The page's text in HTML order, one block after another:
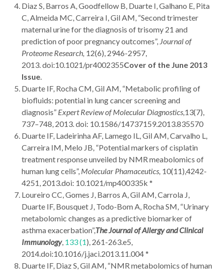
Diaz S, Barros A, Goodfellow B, Duarte I, Galhano E, Pita
C, Almeida MC, Carreira I, Gil AM, “Second trimester
maternal urine for the diagnosis of trisomy 21 and
prediction of poor pregnancy outcomes”, Journal of
Proteome Research, 12(6), 2946-2957,
2013. doi:10.1021/pr4002355Cover of the June 2013
Issue.
Duarte IF, Rocha CM, Gil AM, “Metabolic profiling of
biofluids: potential in lung cancer screening and
diagnosis” Expert Review of Molecular Diagnostics,13(7),
737–748, 2013. doi: 10.1586/14737159.2013.835570
Duarte IF, Ladeirinha AF, Lamego IL, Gil AM, Carvalho L,
Carreira IM, Melo JB, “Potential markers of cisplatin
treatment response unveiled by NMR meabolomics of
human lung cells”, Molecular Phamaceutics, 10(11),4242-
4251, 2013.doi: 10.1021/mp400335k *
Loureiro CC, Gomes J, Barros A, Gil AM, Carrola J,
Duarte IF, Bousquet J, Todo-Bom A, Rocha SM, “Urinary
metabolomic changes as a predictive biomarker of
asthma exacerbation”,The Journal of Allergy and Clinical
Immunology, 133 (1), 261-263.e5,
2014.doi:10.1016/j.jaci.2013.11.004 *
Duarte IF, Diaz S, Gil AM, “NMR metabolomics of human